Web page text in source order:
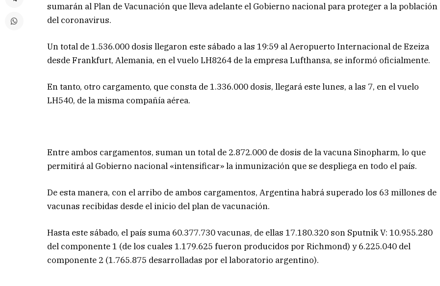
sumarán al Plan de Vacunación que lleva adelante el Gobierno nacional para proteger a la población
del coronavirus.
Un total de 1.536.000 dosis llegaron este sábado a las 19:59 al Aeropuerto Internacional de Ezeiza
desde Frankfurt, Alemania, en el vuelo LH8264 de la empresa Lufthansa, se informó oficialmente.
En tanto, otro cargamento, que consta de 1.336.000 dosis, llegará este lunes, a las 7, en el vuelo
LH540, de la misma compañía aérea.
Entre ambos cargamentos, suman un total de 2.872.000 de dosis de la vacuna Sinopharm, lo que
permitirá al Gobierno nacional «intensificar» la inmunización que se despliega en todo el país.
De esta manera, con el arribo de ambos cargamentos, Argentina habrá superado los 63 millones de
vacunas recibidas desde el inicio del plan de vacunación.
Hasta este sábado, el país suma 60.377.730 vacunas, de ellas 17.180.320 son Sputnik V: 10.955.280
del componente 1 (de los cuales 1.179.625 fueron producidos por Richmond) y 6.225.040 del
componente 2 (1.765.875 desarrolladas por el laboratorio argentino).